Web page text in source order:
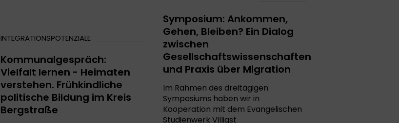
Symposium: Ankommen,
Gehen, Bleiben? Ein Dialog
zwischen
Gesellschaftswissenschaften
und Praxis über Migration
Im Rahmen des dreitägigen
Symposiums haben wir in
Kooperation mit dem Evangelischen
Studienwerk Villigst
INTEGRATIONSPOTENZIALE
Kommunalgespräch:
Vielfalt lernen - Heimaten
verstehen. Frühkindliche
politische Bildung im Kreis
Bergstraße